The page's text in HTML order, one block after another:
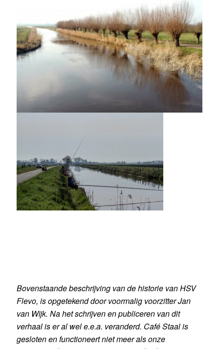
Bovenstaande beschrijving van de historie van HSV
Flevo, is opgetekend door voormalig voorzitter Jan
van Wijk. Na het schrijven en publiceren van dit
verhaal is er al wel e.e.a. veranderd. Café Staal is
gesloten en functioneert niet meer als onze